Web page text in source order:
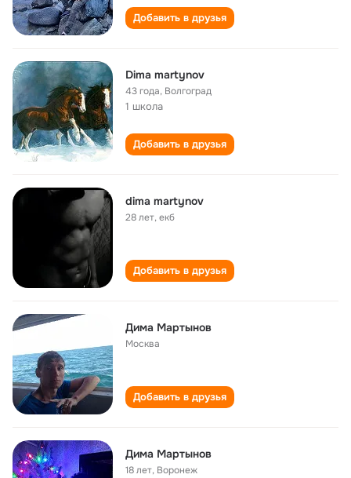
Добавить в друзья
Dima martynov
43 года, Волгоград
1 школа
Добавить в друзья
dima martynov
28 лет,екб
Добавить в друзья
Дима Мартынов
Москва
Добавить в друзья
Дима Мартынов
18 лет, Воронеж